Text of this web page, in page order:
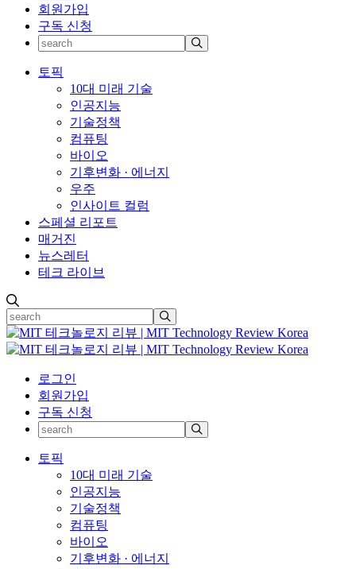
회원가입
구독 신청
토픽
10대 미래 기술
인공지능
기술정책
컴퓨팅
바이오
기후변화 · 에너지
우주
인사이트 컬럼
스페셜 리포트
매거진
뉴스레터
테크 라이브
로그인
회원가입
구독 신청
토픽
10대 미래 기술
인공지능
기술정책
컴퓨팅
바이오
기후변화 · 에너지